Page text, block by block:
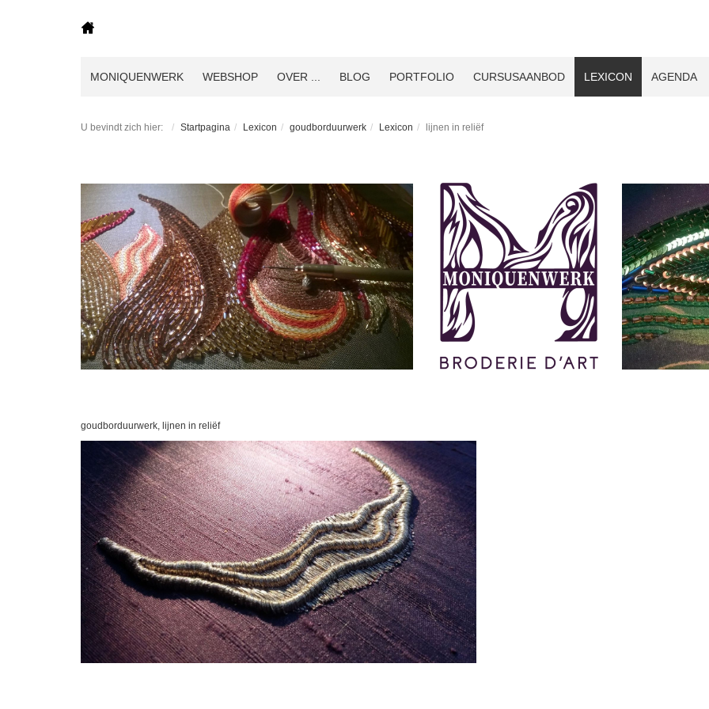
MONIQUENWERK WEBSHOP OVER ... BLOG PORTFOLIO CURSUSAANBOD LEXICON AGENDA
U bevindt zich hier: Startpagina Lexicon goudborduurwerk Lexicon lijnen in reliëf
goudborduurwerk, lijnen in reliëf